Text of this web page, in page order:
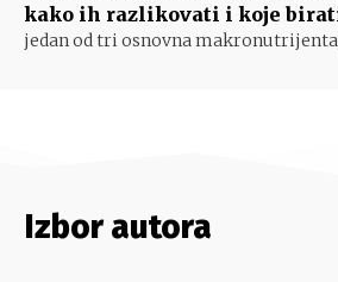
kako ih razlikovati i koje
jedan od tri osnovna
Izbor autora